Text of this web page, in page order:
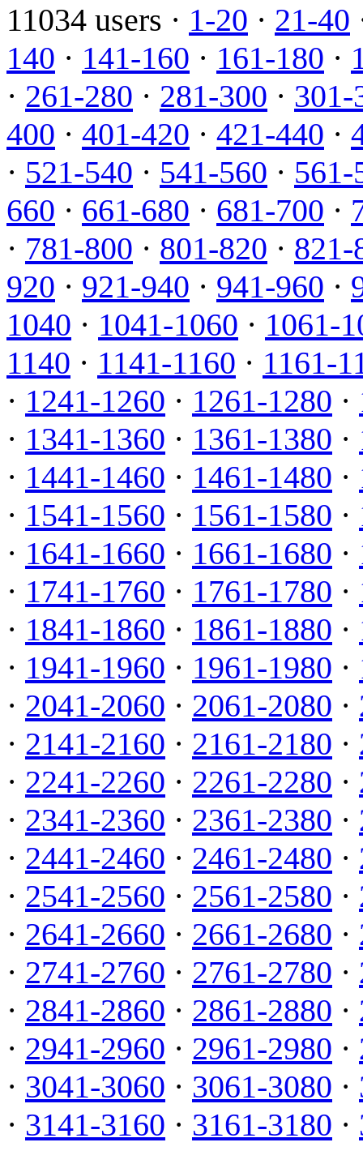
11034 users · 1-20 · 21-40
140 · 141-160 · 161-180 ·
· 261-280 · 281-300 · 301-
400 · 401-420 · 421-440 ·
· 521-540 · 541-560 · 561-
660 · 661-680 · 681-700 ·
· 781-800 · 801-820 · 821-
920 · 921-940 · 941-960 ·
1040 · 1041-1060 · 1061-
1140 · 1141-1160 · 1161-
· 1241-1260 · 1261-1280 ·
· 1341-1360 · 1361-1380 ·
· 1441-1460 · 1461-1480 ·
· 1541-1560 · 1561-1580 ·
· 1641-1660 · 1661-1680 ·
· 1741-1760 · 1761-1780 ·
· 1841-1860 · 1861-1880 ·
· 1941-1960 · 1961-1980 ·
· 2041-2060 · 2061-2080 ·
· 2141-2160 · 2161-2180 ·
· 2241-2260 · 2261-2280 ·
· 2341-2360 · 2361-2380 ·
· 2441-2460 · 2461-2480 ·
· 2541-2560 · 2561-2580 ·
· 2641-2660 · 2661-2680 ·
· 2741-2760 · 2761-2780 ·
· 2841-2860 · 2861-2880 ·
· 2941-2960 · 2961-2980 ·
· 3041-3060 · 3061-3080 ·
· 3141-3160 · 3161-3180 ·